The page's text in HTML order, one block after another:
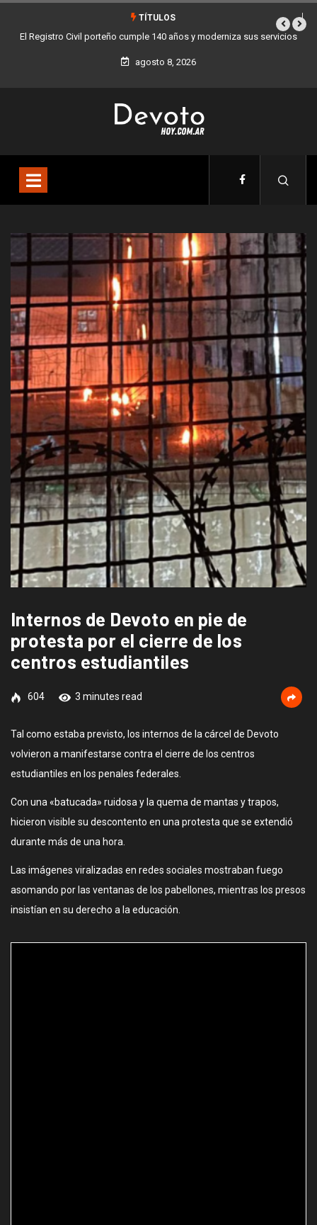
TÍTULOS
Buenos Aires sumó 12 nuevos Bares Notables y ya son 90 en toda
la Ciudad
agosto 8, 2026
Internos de Devoto en pie de
protesta por el cierre de los
centros estudiantiles
604 3 minutes read
Tal como estaba previsto, los internos de la cárcel de Devoto
volvieron a manifestarse contra el cierre de los centros
estudiantiles en los penales federales.
Con una «batucada» ruidosa y la quema de mantas y trapos,
hicieron visible su descontento en una protesta que se extendió
durante más de una hora.
Las imágenes viralizadas en redes sociales mostraban fuego
asomando por las ventanas de los pabellones, mientras los presos
insistían en su derecho a la educación.